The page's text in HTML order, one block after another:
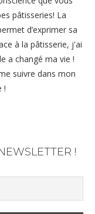
pâtisseries! La
d’exprimer sa
à la pâtisserie, j'ai
a changé ma vie !
suivre dans mon
!
!